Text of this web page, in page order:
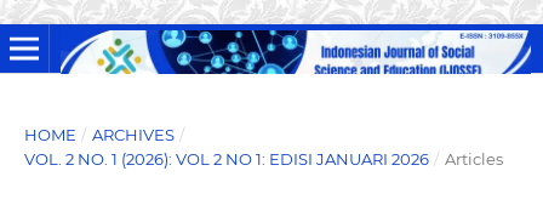
HOME / ARCHIVES /
VOL. 2 NO. 1 (2026): VOL 2 NO 1: EDISI JANUARI 2026 / Articles